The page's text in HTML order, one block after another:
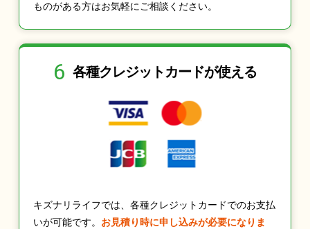
ものがある方はお気軽にご相談ください。
6 各種クレジットカードが使える
キズナリライフでは、各種クレジットカードでのお支払
いが可能です。 お見積り時に申し込みが必要になりま